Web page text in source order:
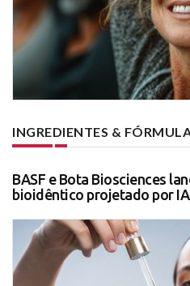
INGREDIENTES &
BASF e Bota Biosciences
bioidêntico projetado por IA